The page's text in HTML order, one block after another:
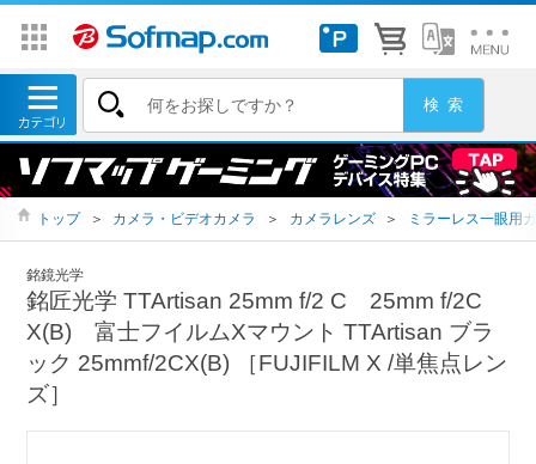
トップ ＞ カメラ・ビデオカメラ ＞ カメラレンズ ＞ ミラーレス一眼用
銘鏡光学
銘匠光学 TTArtisan 25mm f/2 C 25mm f/2C
X(B) 富士フイルムXマウント TTArtisan ブラ
ック 25mmf/2CX(B) ［FUJIFILM X /単焦点レン
ズ］